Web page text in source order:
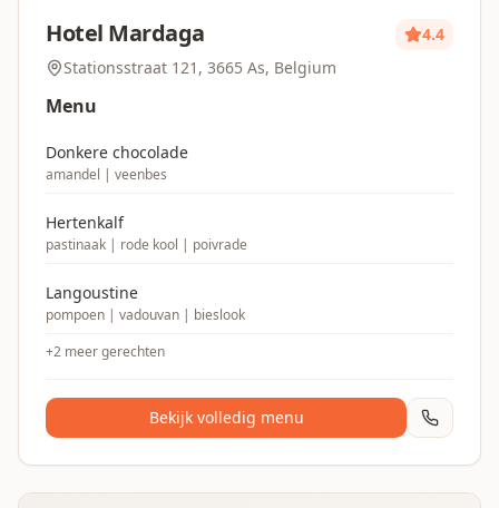
Hotel Mardaga
4.4
Stationsstraat 121, 3665 As, Belgium
Menu
Donkere chocolade
amandel | veenbes
Hertenkalf
pastinaak | rode kool | poivrade
Langoustine
pompoen | vadouvan | bieslook
+2 meer gerechten
Bekijk volledig menu